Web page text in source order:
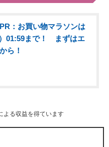
PR：お買い物マラソンは
01:59まで！ まずはエ
ら！
よる収益を得ています